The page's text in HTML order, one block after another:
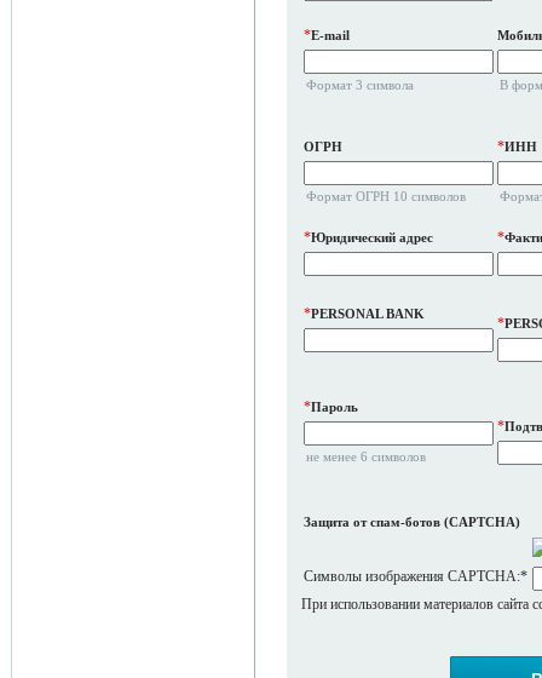
*E-mail
Формат 3 символа В
ОГРН
Формат ОГРН 10 символов
*ИНН
*Юридический адрес *
*PERSONAL BANK
*
*Пароль
не менее 6 символов
*
Защита от спам-ботов (CAPTCHA)
Символы изображения CAPTCHA:*
При использовании материалов сайта